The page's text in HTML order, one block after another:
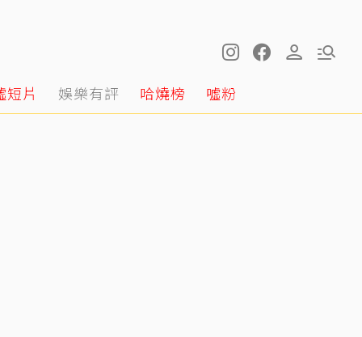
短片 娛樂有評 哈燒榜 噓粉